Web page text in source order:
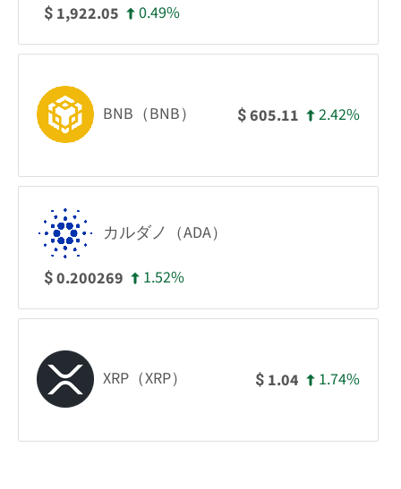
$ 1,922.05 0.49%
BNB（BNB） $605.11 2.42%
カルダノ（ADA）
$0.200269 1.52%
XRP（XRP） $ 1.04 1.74%